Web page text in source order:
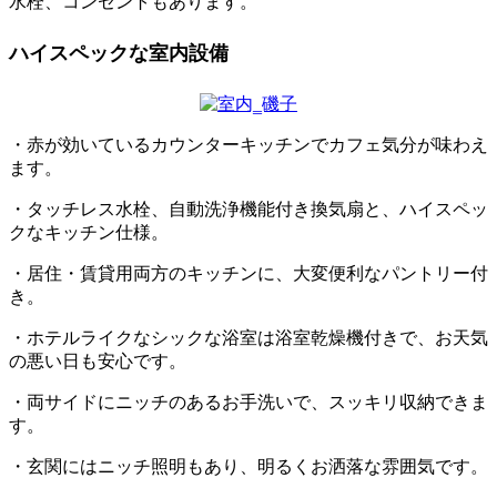
ハイスペックな室内設備
・赤が効いているカウンターキッチンでカフェ気分が味わえ
ます。
・タッチレス水栓、自動洗浄機能付き換気扇と、ハイスペッ
クなキッチン仕様。
・居住・賃貸用両方のキッチンに、大変便利なパントリー付
き。
・ホテルライクなシックな浴室は浴室乾燥機付きで、お天気
の悪い日も安心です。
・両サイドにニッチのあるお手洗いで、スッキリ収納できま
す。
・玄関にはニッチ照明もあり、明るくお洒落な雰囲気です。